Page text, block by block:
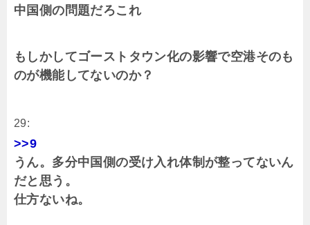
中国側の問題だろこれ
もしかしてゴーストタウン化の影響で空港そのも
のが機能してないのか？
29:
>>9
うん。多分中国側の受け入れ体制が整ってないん
だと思う。
仕方ないね。